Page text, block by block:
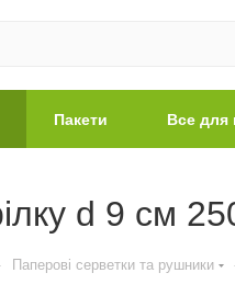
Пакети Все для
d 9 см
Паперові серветки та рушники